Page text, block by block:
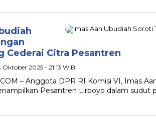
Cederai Citra Pesantren
Oktober 2025 - 21:13 WIB
– Anggota DPR RI Komisi VI, Imas
Pesantren Lirboyo dalam sudut